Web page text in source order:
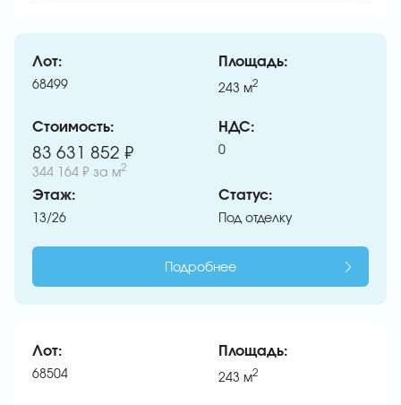
Лот:
68499
Площадь:
243 м2
Стоимость:
83 631 852 ₽
344 164 ₽ за м2
НДС:
0
Этаж:
13/26
Статус:
Под отделку
Подробнее
Лот:
68504
Площадь:
243 м2